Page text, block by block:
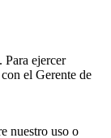
Para ejercer
el Gerente de
nuestro uso o